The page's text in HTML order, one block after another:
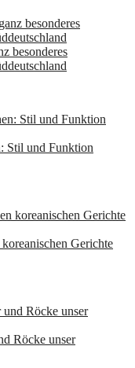
besonderes
Stil und Funktion
Gerichte
Röcke unser